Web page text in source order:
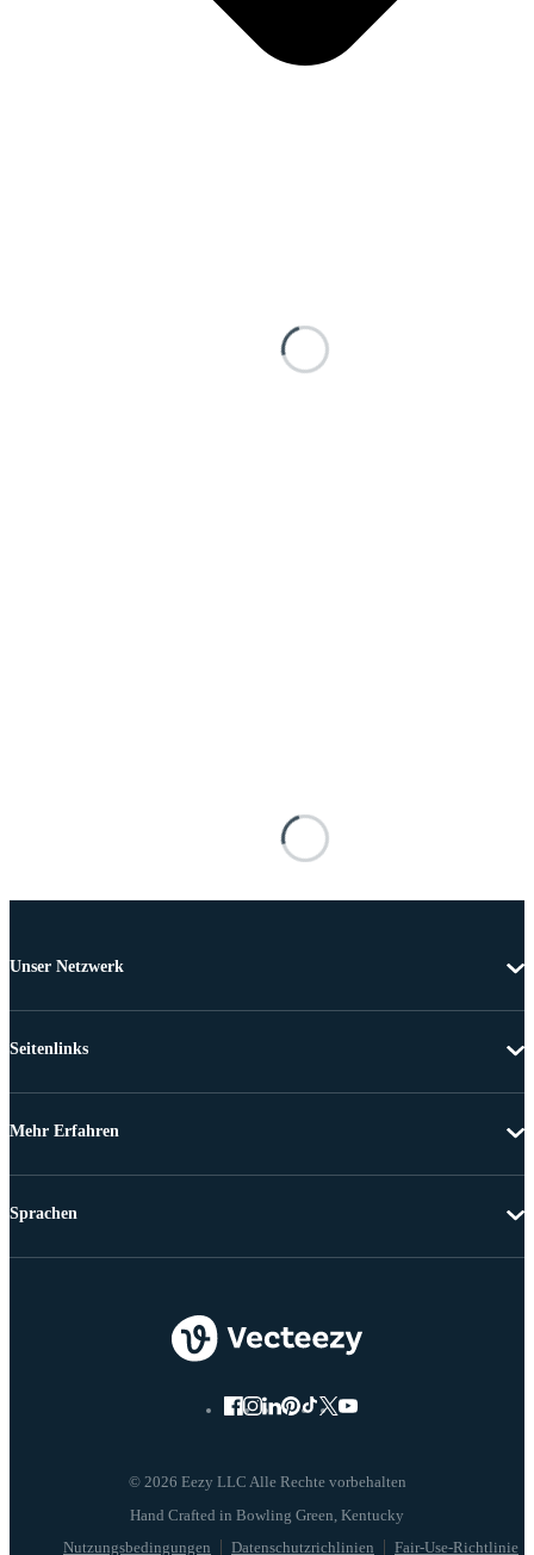
Unser Netzwerk
Seitenlinks
Mehr Erfahren
© 2026 Eezy LLC Alle Rechte vorbehalten
Nutzungsbedingungen Datenschutzrichlinien Fair-Use-Richtlinie
Sprachen